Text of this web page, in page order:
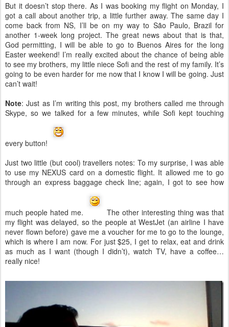
But it doesn’t stop there. As I was booking my flight on Monday, I
got a call about another trip, a little further away. The same day I
come back from NS, I’ll be on my way to São Paulo, Brazil for
another 1-week long project. The great news about that is that,
God permitting, I will be able to go to Buenos Aires for the long
Easter weekend! I’m really excited about the chance of being able
to see my brothers, my little niece Sofi and the rest of my family. It’s
going to be even harder for me now that I know I will be going. Just
can’t wait!
Note: Just as I’m writing this post, my brothers called me through
Skype, so we talked for a few minutes, while Sofi kept touching
every button!
Just two little (but cool) travellers notes: To my surprise, I was able
to use my NEXUS card on a domestic flight. It allowed me to go
through an express baggage check line; again, I got to see how
much people hated me.
The other interesting thing was that
my flight was delayed, so the people at WestJet (an airline I have
never flown before) gave me a voucher for me to go to the lounge,
which is where I am now. For just $25, I get to relax, eat and drink
as much as I want (though I didn’t), watch TV, have a coffee…
really nice!